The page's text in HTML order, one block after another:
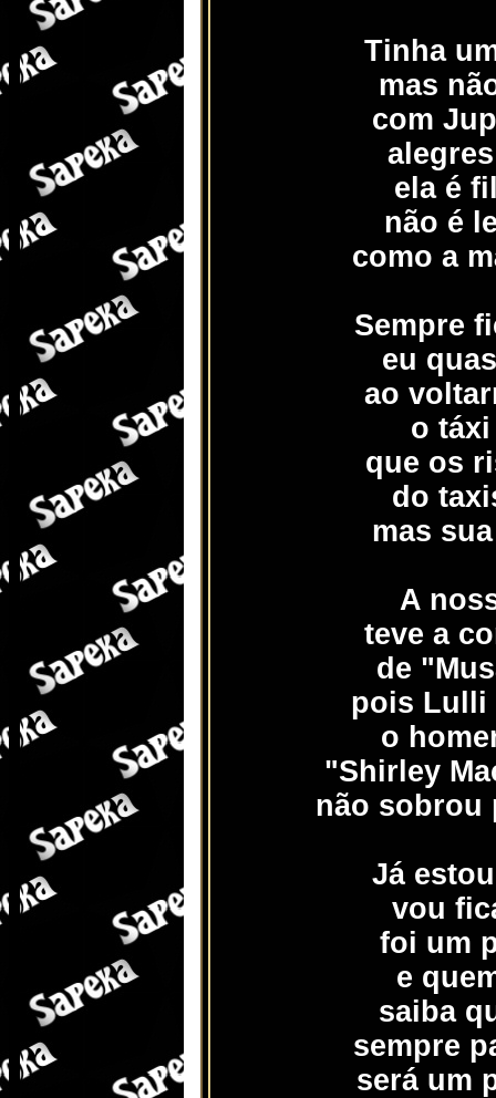
Tinha
mas
com
ela é
não é
como a
Sempre
eu
ao
o
que os
do
mas
A
teve a
de
pois Lulli
o
"Shirley
não sobrou
Já
vou
foi um
e
saiba
sempre
será um